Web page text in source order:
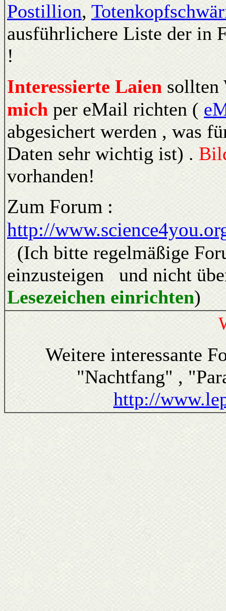
Postillion,
ausführlichere Liste der in
!
Interessierte Laien sollten
mich per eMail richten (
abgesichert werden , was
Daten sehr wichtig ist) .
vorhanden!
Zum Forum :
http://
(Ich bitte regelmäßige
einzusteigen und nicht
Lesezeichen einrichten)
Weitere interessante
"Nachtfang" ,
http://